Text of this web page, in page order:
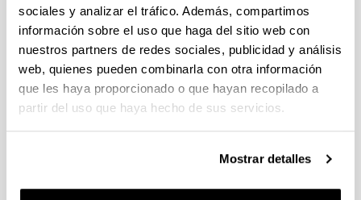
sociales y analizar el tráfico. Además, compartimos
información sobre el uso que haga del sitio web con
nuestros partners de redes sociales, publicidad y análisis
web, quienes pueden combinarla con otra información
que les haya proporcionado o que hayan recopilado a
partir del uso que haya hecho de sus servicios.
Mostrar detalles
4 razones para elegir este grado
profesionales.